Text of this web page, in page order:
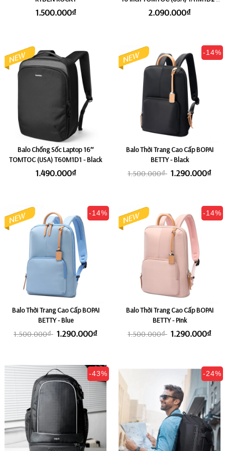
1.500.000₫
Dark (Size Lớn 22L)
2.090.000₫
Balo Chống Sốc Laptop 16″
TOMTOC (USA) T60M1D1 - Black
1.490.000₫
-14%
Balo Thời Trang Cao Cấp BOPAI
BETTY - Black
1.500.000₫ 1.290.000₫
-14%
Balo Thời Trang Cao Cấp BOPAI
BETTY - Blue
1.500.000₫ 1.290.000₫
-14%
Balo Thời Trang Cao Cấp BOPAI
BETTY - Pink
1.500.000₫ 1.290.000₫
-43% -24%